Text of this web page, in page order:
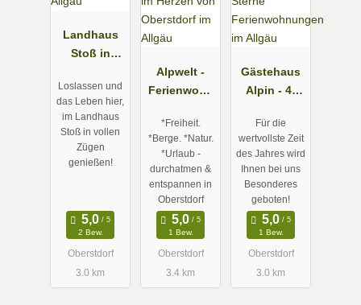
Landhaus
Stoß in
Schöllang
im Allgäu
Loslassen und
das Leben hier,
im Landhaus
Stoß in vollen
Zügen
genießen!
2 Bew.
Oberstdorf
3.0 km
Alpwelt -
Ferienwohn
Herzen von
Oberstdorf
im Allgäu
*Freiheit.
*Berge. *Natur.
*Urlaub -
durchatmen &
entspannen in
Oberstdorf
1 Bew.
Oberstdorf
3.4 km
Gästehaus
Alpin - 4-
Ferienwohn
ungen im
Allgäu
Für die
wertvollste Zeit
des Jahres wird
Ihnen bei uns
Besonderes
geboten!
1 Bew.
Oberstdorf
3.0 km